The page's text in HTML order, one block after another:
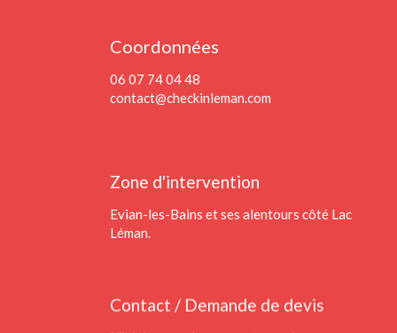
Coordonnées
06 07 74 04 48
contact@checkinleman.com
Zone d'intervention
Evian-les-Bains et ses alentours côté Lac
Léman.
Contact / Demande de devis